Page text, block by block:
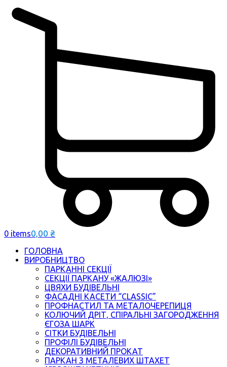
0 items0,00 ₴
ГОЛОВНА
ВИРОБНИЦТВО
ПАРКАННІ СЕКЦІЇ
СЕКЦІЇ ПАРКАНУ «ЖАЛЮЗІ»
ЦВЯХИ БУДІВЕЛЬНІ
ФАСАДНІ КАСЕТИ “CLASSIC”
ПРОФНАСТИЛ ТА МЕТАЛОЧЕРЕПИЦЯ
КОЛЮЧИЙ ДРІТ, СПІРАЛЬНІ ЗАГОРОДЖЕННЯ
ЄГОЗА ШАРК
СІТКИ БУДІВЕЛЬНІ
ПРОФІЛІ БУДІВЕЛЬНІ
ДЕКОРАТИВНИЙ ПРОКАТ
ПАРКАН З МЕТАЛЕВИХ ШТАХЕТ